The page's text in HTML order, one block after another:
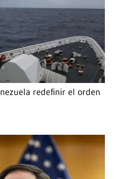
redefinir el orden